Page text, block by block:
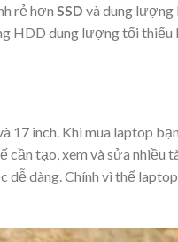
rẻ hơn SSD và dung lượng
HDD dung lượng tối thiểu
17 inch. Khi mua laptop
cần tạo, xem và sửa nhiều
dễ dàng. Chính vì thế